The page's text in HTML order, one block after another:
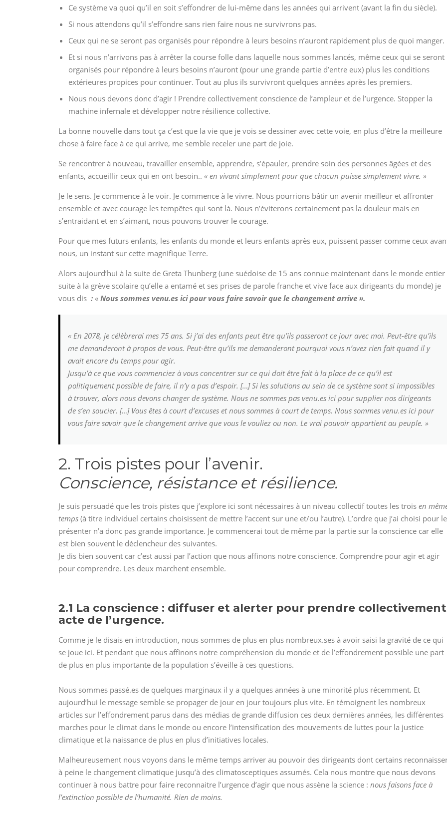
Ce système va quoi qu’il en soit s’effondrer de lui-même dans les années qui arrivent (avant la fin du siècle).
Si nous attendons qu’il s’effondre sans rien faire nous ne survivrons pas.
Ceux qui ne se seront pas organisés pour répondre à leurs besoins n’auront rapidement plus de quoi manger.
Et si nous n’arrivons pas à arrêter la course folle dans laquelle nous sommes lancés, même ceux qui se seront
organisés pour répondre à leurs besoins n’auront (pour une grande partie d’entre eux) plus les conditions
extérieures propices pour continuer. Tout au plus ils survivront quelques années après les premiers.
Nous nous devons donc d’agir ! Prendre collectivement conscience de l’ampleur et de l’urgence. Stopper la
machine infernale et développer notre résilience collective.
La bonne nouvelle dans tout ça c’est que la vie que je vois se dessiner avec cette voie, en plus d’être la meilleure
chose à faire face à ce qui arrive, me semble receler une part de joie.
Se rencontrer à nouveau, travailler ensemble, apprendre, s’épauler, prendre soin des personnes âgées et des
enfants, accueillir ceux qui en ont besoin.. « en vivant simplement pour que chacun puisse simplement vivre. »
Je le sens. Je commence à le voir. Je commence à le vivre. Nous pourrions bâtir un avenir meilleur et affronter
ensemble et avec courage les tempêtes qui sont là. Nous n’éviterons certainement pas la douleur mais en
s’entraidant et en s’aimant, nous pouvons trouver le courage.
Pour que mes futurs enfants, les enfants du monde et leurs enfants après eux, puissent passer comme ceux
nous, un instant sur cette magnifique Terre.
Alors aujourd’hui à la suite de Greta Thunberg (une suédoise de 15 ans connue maintenant dans le monde entier
suite à la grève scolaire qu’elle a entamé et ses prises de parole franche et vive face aux dirigeants du monde) je
vous dis : « Nous sommes venu.es ici pour vous faire savoir que le changement arrive ».
« En 2078, je célèbrerai mes 75 ans. Si j’ai des enfants peut être qu’ils passeront ce jour avec moi. Peut-être qu’ils
me demanderont à propos de vous. Peut-être qu’ils me demanderont pourquoi vous n’avez rien fait quand il y
avait encore du temps pour agir.
Jusqu’à ce que vous commenciez à vous concentrer sur ce qui doit être fait à la place de ce qu’il est
politiquement possible de faire, il n’y a pas d’espoir. […] Si les solutions au sein de ce système sont si impossibles
à trouver, alors nous devons changer de système. Nous ne sommes pas venu.es ici pour supplier nos dirigeants
de s’en soucier. […] Vous êtes à court d’excuses et nous sommes à court de temps. Nous sommes venu.es ici pour
vous faire savoir que le changement arrive que vous le vouliez ou non. Le vrai pouvoir appartient au peuple. »
2. Trois pistes pour l’avenir.
Conscience, résistance et résilience.
Je suis persuadé que les trois pistes que j’explore ici sont nécessaires à un niveau collectif toutes les trois en
temps (à titre individuel certains choisissent de mettre l’accent sur une et/ou l’autre). L’ordre que j’ai choisi pour
présenter n’a donc pas grande importance. Je commencerai tout de même par la partie sur la conscience car elle
est bien souvent le déclencheur des suivantes.
Je dis bien souvent car c’est aussi par l’action que nous affinons notre conscience. Comprendre pour agir et agir
pour comprendre. Les deux marchent ensemble.
2.1 La conscience : diffuser et alerter pour prendre collectivement
acte de l’urgence.
Comme je le disais en introduction, nous sommes de plus en plus nombreux.ses à avoir saisi la gravité de ce qui
se joue ici. Et pendant que nous affinons notre compréhension du monde et de l’effondrement possible une part
de plus en plus importante de la population s’éveille à ces questions.
Nous sommes passé.es de quelques marginaux il y a quelques années à une minorité plus récemment. Et
aujourd’hui le message semble se propager de jour en jour toujours plus vite. En témoignent les nombreux
articles sur l’effondrement parus dans des médias de grande diffusion ces deux dernières années, les différentes
marches pour le climat dans le monde ou encore l’intensification des mouvements de luttes pour la justice
climatique et la naissance de plus en plus d’initiatives locales.
Malheureusement nous voyons dans le même temps arriver au pouvoir des dirigeants dont certains
à peine le changement climatique jusqu’à des climatosceptiques assumés. Cela nous montre que nous devons
continuer à nous battre pour faire reconnaitre l’urgence d’agir que nous assène la science : nous faisons face à
l’extinction possible de l’humanité. Rien de moins.